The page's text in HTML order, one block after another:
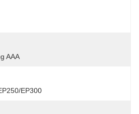
AAA
EP300